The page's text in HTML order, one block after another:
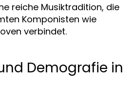
reiche Musiktradition, die
Komponisten wie
verbindet.
Demografie in